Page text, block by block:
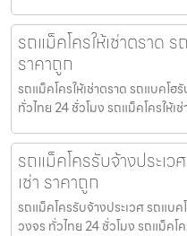
รถแม็คโครให้เช่าตราด ร
ราคาถูก
รถแม็คโครให้เช่าตราด รถแบคโฮ
ทั่วไทย 24 ชั่วโมง รถแม็คโครให้เ
รถแม็คโครรับจ้างประเว
เช่า ราคาถูก
รถแม็คโครรับจ้างประเวศ รถแบค
วงจร ทั่วไทย 24 ชั่วโมง รถแม็คโ